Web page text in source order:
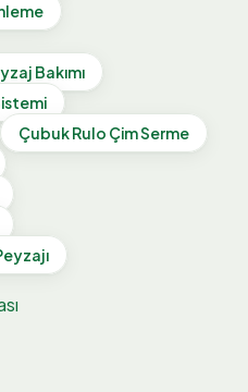
Bakımı
ÇubukRulo Çim Serme